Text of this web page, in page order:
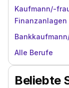
Kaufmann/-
Finanzanlagen
Alle Berufe
Beliebte